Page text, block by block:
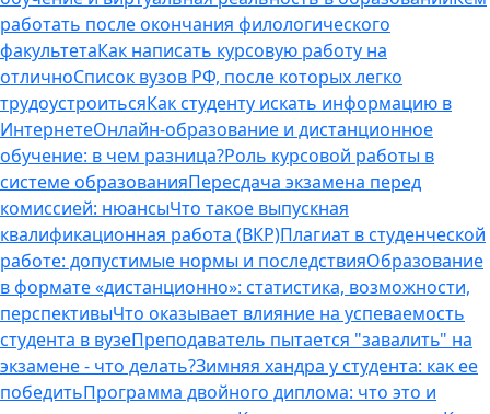
работать после окончания филологического
факультетаКак написать курсовую работу на
отличноСписок вузов РФ, после которых легко
трудоустроитьсяКак студенту искать информацию в
ИнтернетеОнлайн-образование и дистанционное
обучение: в чем разница?Роль курсовой работы в
системе образованияПересдача экзамена перед
комиссией: нюансыЧто такое выпускная
квалификационная работа (ВКР)Плагиат в студенческой
работе: допустимые нормы и последствияОбразование
в формате «дистанционно»: статистика, возможности,
перспективыЧто оказывает влияние на успеваемость
студента в вузеПреподаватель пытается "завалить" на
экзамене - что делать?Зимняя хандра у студента: как ее
победитьПрограмма двойного диплома: что это и